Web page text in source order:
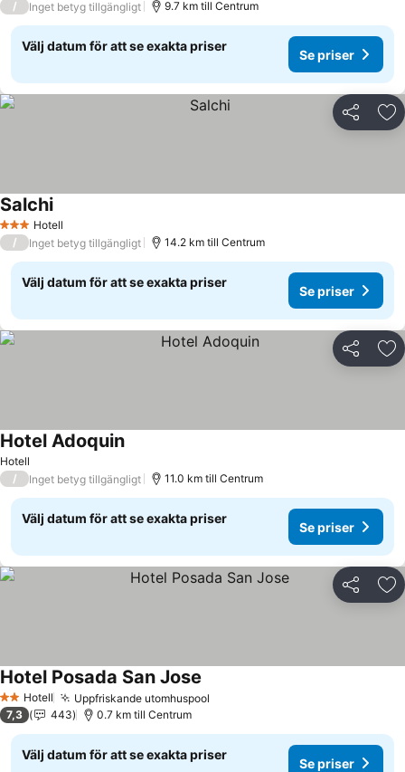
/
Inget betyg tillgängligt 9.7 km till Centrum
Välj datum för att se exakta priser
Se priser
Dela
3 StjärnorHotell
Salchi
/ Inget betyg tillgängligt 14.2 km till Centrum
Välj datum för att se exakta priser
Se priser
Dela
Hotell
Hotel Adoquin
/ Inget betyg tillgängligt 11.0 km till Centrum
Välj datum för att se exakta priser
Se priser
Dela
2 Stjärnor
Hotell Uppfriskande utomhuspool
Hotel Posada San Jose
7,3 443 0.7 km till Centrum
Välj datum för att se exakta priser
Se priser